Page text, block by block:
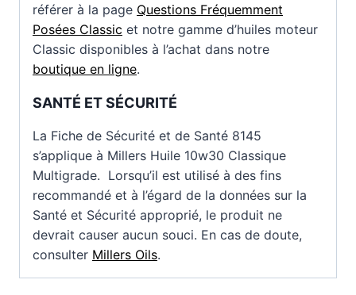
référer à la page Questions Fréquemment
Posées Classic et notre gamme d’huiles moteur
Classic disponibles à l’achat dans notre
boutique en ligne.
SANTÉ ET SÉCURITÉ
La Fiche de Sécurité et de Santé 8145
s’applique à Millers Huile 10w30 Classique
Multigrade. Lorsqu’il est utilisé à des fins
recommandé et à l’égard de la données sur la
Santé et Sécurité approprié, le produit ne
devrait causer aucun souci. En cas de doute,
consulter Millers Oils.